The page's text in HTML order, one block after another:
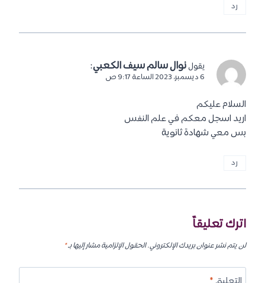
رد
يقول نوال سالم سيف الكعبي:
6 ديسمبر، 2023 الساعة 9:17 ص
السلام عليكم
اريد اسجل معكم في علم النفس
بس معي شهادة ثانوية
رد
اترك تعليقاً
لن يتم نشر عنوان بريدك الإلكتروني.الحقول الإلزامية مشار إليها بـ*